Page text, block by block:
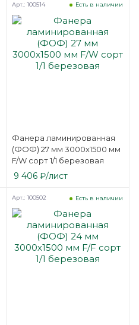
Фанера ламинированная
(ФОФ) 27 мм 3000х1500 мм
F/W сорт 1/1 березовая
Есть в наличии
Арт.: 100514
9 406₽/лист
Есть в наличии
Арт.: 100502